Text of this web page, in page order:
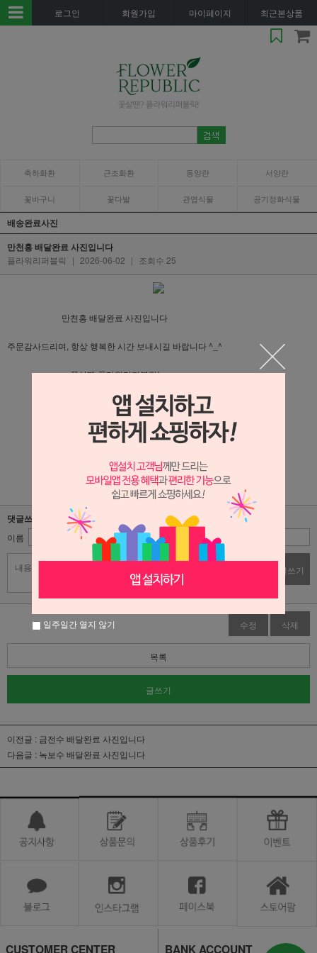
로그인 회원가입 마이페이지 최근본상품
축하화환 근조화환 동양란 서양란
꽃바구니 꽃다발 관엽식물 공기정화식물
배송완료사진
만천홍 배달완료 사진입니다
플라워리퍼블릭 | 2026-06-02 | 조회수 25
만천홍 배달완료 사진입니다
주문감사드리며, 항상 행복한 시간 보내시길 바랍니다 ^_^
꽃살땐 플라워리퍼블릭!
플라워리퍼블릭 블로그가기 : 클릭!!
플라워리퍼블릭 인스타그램 가기 : 클릭!!
댓글쓰기
이름 비밀번호
댓글쓰기
수정 삭제
목록
글쓰기
이전글 : 금전수 배달완료 사진입니다
다음글 : 녹보수 배달완료 사진입니다
CUSTOMER CENTER BANK ACCOUNT
일주일간 열지 않기